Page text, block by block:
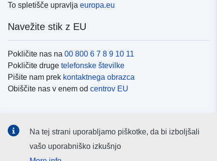
To spletišče upravlja europa.eu
Navežite stik z EU
Pokličite nas na 00 800 6 7 8 9 10 11
Pokličite druge telefonske številke
Pišite nam prek kontaktnega obrazca
Obiščite nas v enem od centrov EU
Iskanje podružbenih medijih EU
Na tej strani uporabljamo piškotke, da bi izboljšali
vašo uporabniško izkušnjo